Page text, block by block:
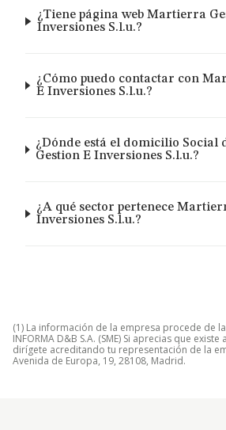
¿Tiene página web Martierra
Inversiones S.l.u.?
¿Cómo puedo contactar con
E Inversiones S.l.u.?
¿Dónde está el domicilio Social
Gestion E Inversiones S.l.u.?
¿A qué sector pertenece
Inversiones S.l.u.?
(1) La información de la empresa procede de
INFORMA D&B S.A. (SME) Si aprecias que
dirígete acreditando tu representación de la
Avenida de Europa, 19, 28108, Madrid.